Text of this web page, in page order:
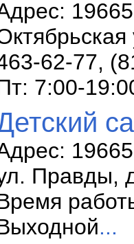
62-77,
7:00-
Правды,
...